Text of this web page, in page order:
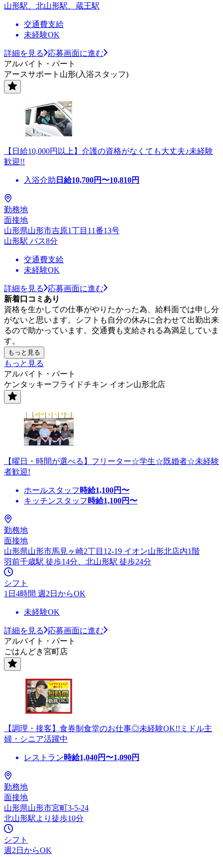
山形駅、北山形駅、蔵王駅
交通費支給
未経験OK
詳細を見る
応募画面に進む
アルバイト・パート
アースサポート山形(入浴スタッフ)
【日給10,000円以上】介護の資格がなくても大丈夫♪未経験
歓迎!!
入浴介助 日給10,700円〜10,810円
勤務地
面接地
山形県山形市吉原1丁目11番13号
山形駅 バス8分
交通費支給
未経験OK
詳細を見る
応募画面に進む
新着口コミあり
資格を生かしての仕事がやりたかった為、給料面では申し分
がないと思います。シフトも自分の休みに合わせて出勤出来
るので助かっています。交通費も支給される為満足していま
す。
もっと見る
もっと見る
アルバイト・パート
ケンタッキーフライドチキン イオン山形北店
【曜日・時間が選べる】フリーター☆学生☆既婚者☆未経験
者歓迎!
ホールスタッフ 時給1,100円〜
キッチンスタッフ 時給1,100円〜
勤務地
面接地
山形県山形市馬見ヶ崎2丁目12-19 イオン山形北店内1階
羽前千歳駅 徒歩14分、北山形駅 徒歩24分
シフト
1日4時間 週2日からOK
未経験OK
詳細を見る
応募画面に進む
アルバイト・パート
ごはんどき宮町店
【調理・接客】食券制食堂のお仕事◎未経験OK!!ミドル主
婦・シニア活躍中
レストラン時給1,040円〜1,090円
勤務地
面接地
山形県山形市宮町3-5-24
北山形駅より徒歩10分
シフト
週2日からOK